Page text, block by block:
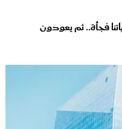
فجأة.. ثم يعودون